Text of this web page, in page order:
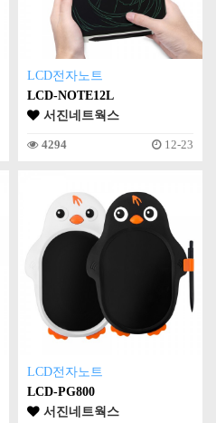
LCD전자노트
LCD-NOTE12L
서진네트웍스
4294 12-23
LCD전자노트
LCD-PG800
서진네트웍스